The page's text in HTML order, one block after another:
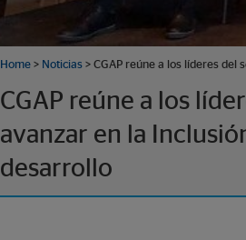
Home > Noticias > CGAP reúne a los líderes
CGAP reúne a los
avanzar en la
desarrollo